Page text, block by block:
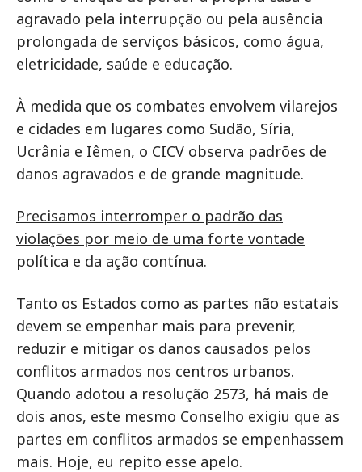
agravado pela interrupção ou pela ausência
prolongada de serviços básicos, como água,
eletricidade, saúde e educação.
À medida que os combates envolvem vilarejos
e cidades em lugares como Sudão, Síria,
Ucrânia e Iêmen, o CICV observa padrões de
danos agravados e de grande magnitude.
Precisamos interromper o padrão das
violações por meio de uma forte vontade
política e da ação contínua.
Tanto os Estados como as partes não estatais
devem se empenhar mais para prevenir,
reduzir e mitigar os danos causados pelos
conflitos armados nos centros urbanos.
Quando adotou a resolução 2573, há mais de
dois anos, este mesmo Conselho exigiu que as
partes em conflitos armados se empenhassem
mais. Hoje, eu repito esse apelo.